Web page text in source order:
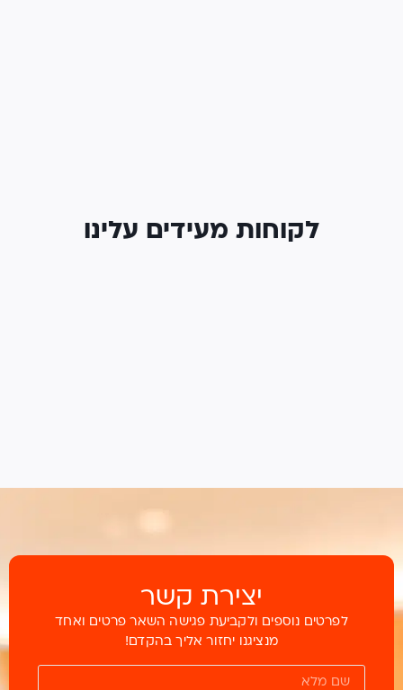
לקוחות מעידים עלינו
יצירת קשר
לפרטים נוספים ולקביעת פגישה השאר פרטים ואחד
מנציגנו יחזור אליך בהקדם!